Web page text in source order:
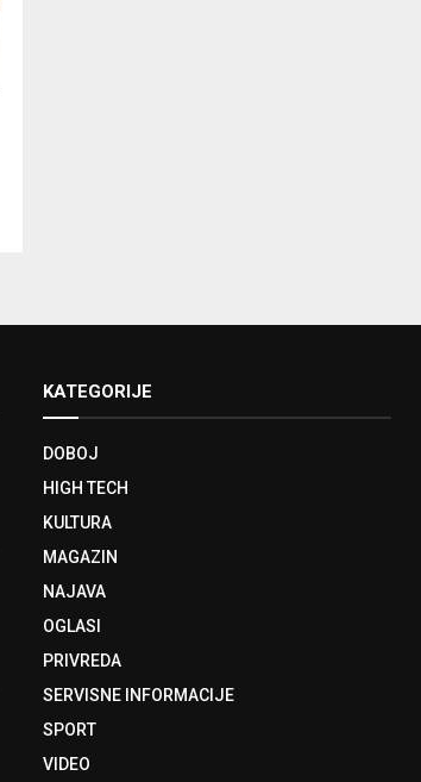
KATEGORIJE
DOBOJ
HIGH TECH
KULTURA
MAGAZIN
NAJAVA
OGLASI
PRIVREDA
SERVISNE INFORMACIJE
SPORT
VIDEO